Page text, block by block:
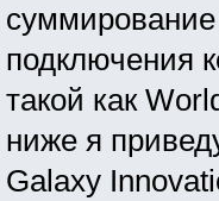
суммирование
подключения
такой как
ниже я
Galaxy